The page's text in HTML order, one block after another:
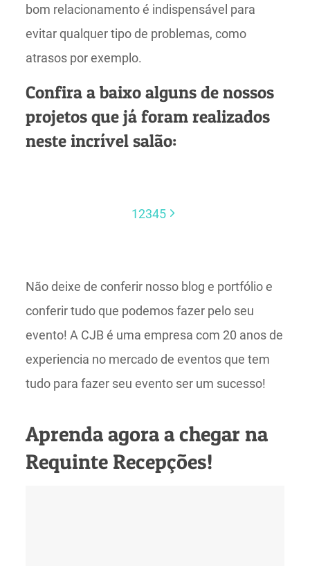
bom relacionamento é indispensável para
evitar qualquer tipo de problemas, como
atrasos por exemplo.
Confira a baixo alguns de nossos
projetos que já foram realizados
neste incrível salão:
12345
Não deixe de conferir nosso blog e portfólio e
conferir tudo que podemos fazer pelo seu
evento! A CJB é uma empresa com 20 anos de
experiencia no mercado de eventos que tem
tudo para fazer seu evento ser um sucesso!
Aprenda agora a chegar na
Requinte Recepções!